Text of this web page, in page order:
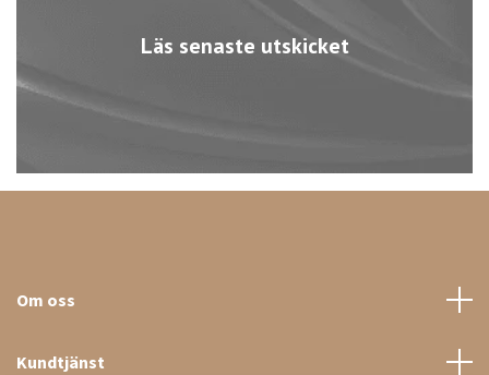
Läs senaste utskicket
Om oss
Kundtjänst